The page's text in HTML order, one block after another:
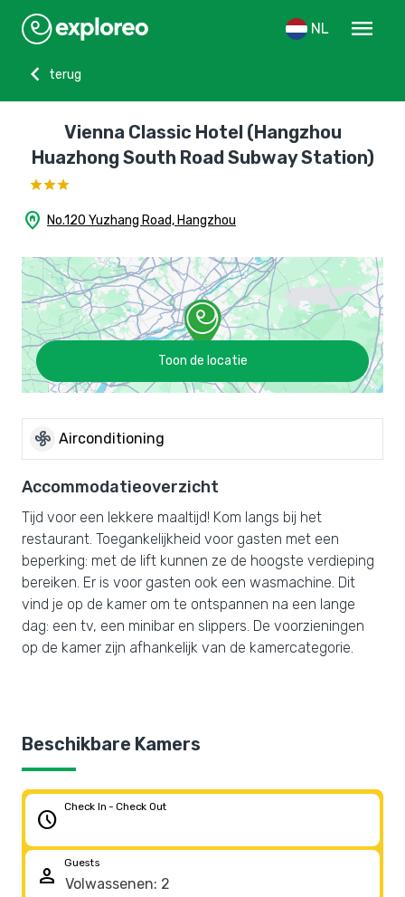
NL
menu
chevron_left
terug
Vienna Classic Hotel (Hangzhou
Huazhong South Road Subway Station)
home_pin No.120 Yuzhang Road, Hangzhou
Toon de locatie
mode_fan Airconditioning
Accommodatieoverzicht
Tijd voor een lekkere maaltijd! Kom langs bij het
restaurant. Toegankelijkheid voor gasten met een
beperking: met de lift kunnen ze de hoogste verdieping
bereiken. Er is voor gasten ook een wasmachine. Dit
vind je op de kamer om te ontspannen na een lange
dag: een tv, een minibar en slippers. De voorzieningen
op de kamer zijn afhankelijk van de kamercategorie.
Beschikbare Kamers
schedule
Check In - Check Out
person
Guests